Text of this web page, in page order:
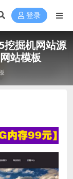
登录
挖掘机网站源
站模板